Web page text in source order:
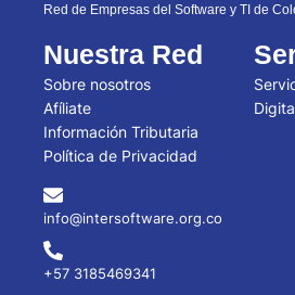
Red de Empresas del Software y TI de
Nuestra Red
Sobre nosotros
Afíliate
Información Tributaria
Política de Privacidad
info@intersoftware.org.co
+57 3185469341